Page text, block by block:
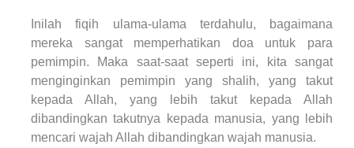
Inilah fiqih ulama-ulama terdahulu, bagaimana
mereka sangat memperhatikan doa untuk para
pemimpin. Maka saat-saat seperti ini, kita sangat
menginginkan pemimpin yang shalih, yang takut
kepada Allah, yang lebih takut kepada Allah
dibandingkan takutnya kepada manusia, yang lebih
mencari wajah Allah dibandingkan wajah manusia.